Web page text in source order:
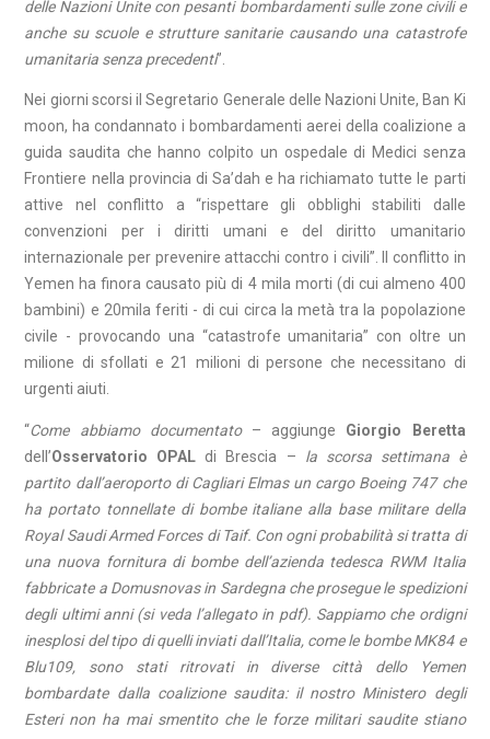
delle Nazioni Unite con pesanti bombardamenti sulle zone civili e
anche su scuole e strutture sanitarie causando una catastrofe
umanitaria senza precedenti”.
Nei giorni scorsi il Segretario Generale delle Nazioni Unite, Ban Ki
moon, ha condannato i bombardamenti aerei della coalizione a
guida saudita che hanno colpito un ospedale di Medici senza
Frontiere nella provincia di Sa’dah e ha richiamato tutte le parti
attive nel conflitto a “rispettare gli obblighi stabiliti dalle
convenzioni per i diritti umani e del diritto umanitario
internazionale per prevenire attacchi contro i civili”. Il conflitto in
Yemen ha finora causato più di 4 mila morti (di cui almeno 400
bambini) e 20mila feriti - di cui circa la metà tra la popolazione
civile - provocando una “catastrofe umanitaria” con oltre un
milione di sfollati e 21 milioni di persone che necessitano di
urgenti aiuti.
“Come abbiamo documentato– aggiunge Giorgio Beretta
dell’Osservatorio OPAL di Brescia – la scorsa settimana è
partito dall’aeroporto di Cagliari Elmas un cargo Boeing 747 che
ha portato tonnellate di bombe italiane alla base militare della
Royal Saudi Armed Forces di Taif. Con ogni probabilità si tratta di
una nuova fornitura di bombe dell’azienda tedesca RWM Italia
fabbricate a Domusnovas in Sardegna che prosegue le spedizioni
degli ultimi anni (si veda l’allegato in pdf). Sappiamo che ordigni
inesplosi del tipo di quelli inviati dall’Italia, come le bombe MK84 e
Blu109, sono stati ritrovati in diverse città dello Yemen
bombardate dalla coalizione saudita: il nostro Ministero degli
Esteri non ha mai smentito che le forze militari saudite stiano